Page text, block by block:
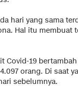
hari yang sama
Hal itu membuat
Covid-19
orang. Di saat
sebelumnya.